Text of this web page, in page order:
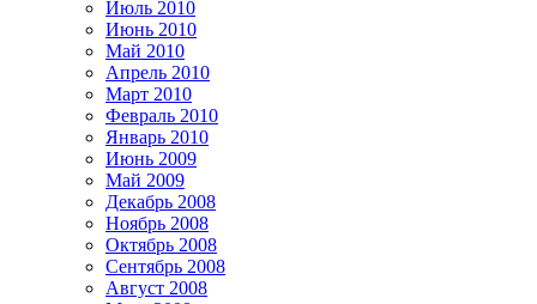
Июль 2010
Июнь 2010
Май 2010
Апрель 2010
Март 2010
Февраль 2010
Январь 2010
Июнь 2009
Май 2009
Декабрь 2008
Ноябрь 2008
Октябрь 2008
Сентябрь 2008
Август 2008